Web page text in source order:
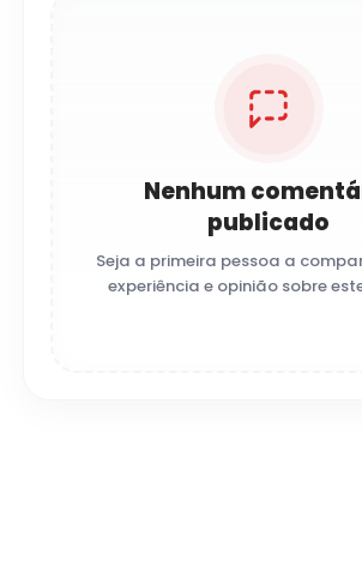
Nenhum
publicado
Seja a primeira pessoa a
experiência e opinião sobre